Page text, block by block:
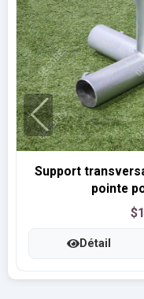
Support
pointe
Détail